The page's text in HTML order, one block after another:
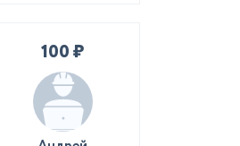
100 ₽